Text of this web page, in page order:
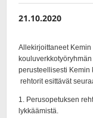
21.10.2020